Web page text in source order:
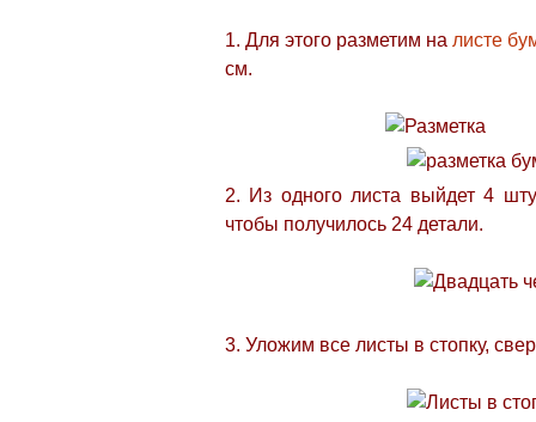
1. Для этого разметим на листе
см.
2. Из одного листа выйдет 4
чтобы получилось 24 детали.
3. Уложим все листы в стопку,